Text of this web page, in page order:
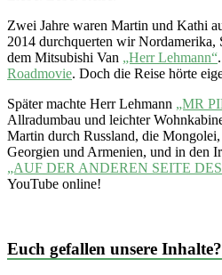
Zwei Jahre waren Martin und Kathi
2014 durchquerten wir Nordamerika,
dem Mitsubishi Van „Herr Lehmann“
Roadmovie. Doch die Reise hörte
Später machte Herr Lehmann „MR
Allradumbau und leichter
Martin durch Russland, die
Georgien und Armenien, und in den
„AUF DER ANDEREN SEITE
YouTube online!
Euch gefallen unsere Inhalte?